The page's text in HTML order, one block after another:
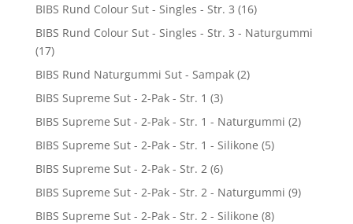
BIBS Rund Colour Sut - Singles - Str. 3 (16)
BIBS Rund Colour Sut - Singles - Str. 3 - Naturgummi
(17)
BIBS Rund Naturgummi Sut - Sampak (2)
BIBS Supreme Sut - 2-Pak - Str. 1 (3)
BIBS Supreme Sut - 2-Pak - Str. 1 - Naturgummi (2)
BIBS Supreme Sut - 2-Pak - Str. 1 - Silikone (5)
BIBS Supreme Sut - 2-Pak - Str. 2 (6)
BIBS Supreme Sut - 2-Pak - Str. 2 - Naturgummi (9)
BIBS Supreme Sut - 2-Pak - Str. 2 - Silikone (8)